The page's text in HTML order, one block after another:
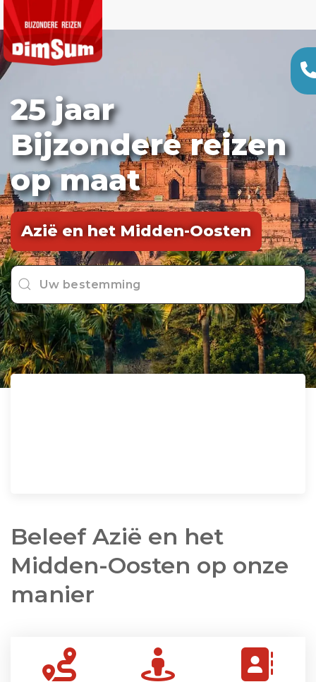
25 jaar
Bijzondere reizen
op maat
Azië en het Midden-Oosten
Beleef Azië en het
Midden-Oosten op onze
manier